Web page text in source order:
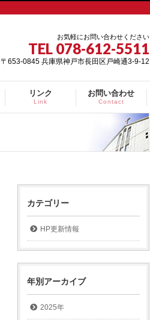
お気軽にお問い合わせください
TEL 078-612-5511
〒653-0845 兵庫県神戸市長田区戸崎通3-9-12
リンク
Link
お問い合わせ
Contact
カテゴリー
HP更新情報
年別アーカイブ
2025年